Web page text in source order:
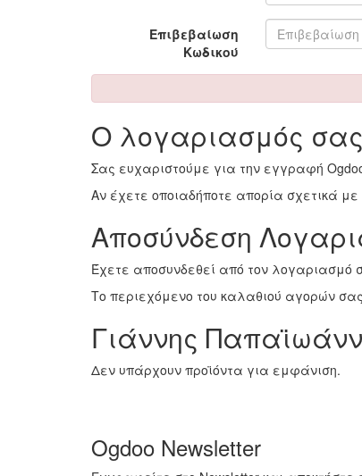
Επιβεβαίωση
Κωδικού
Ο λογαριασμός σας
Σας ευχαριστούμε για την εγγραφή
Αν έχετε οποιαδήποτε απορία σχετικά
Αποσύνδεση
Έχετε αποσυνδεθεί από τον λογαριασμό
Το περιεχόμενο του καλαθιού αγορών
Γιάννης
Δεν υπάρχουν προϊόντα για εμφάνιση.
Ogdoo Newsletter